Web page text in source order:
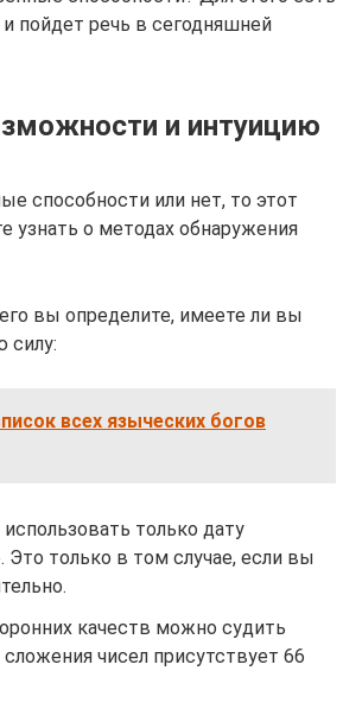
пойдет речь в сегодняшней
и интуицию
способности или нет, то этот
о методах обнаружения
вы определите, имеете ли вы
силу:
всех языческих богов
только дату
только в том случае, если вы
качеств можно судить
чисел присутствует 66